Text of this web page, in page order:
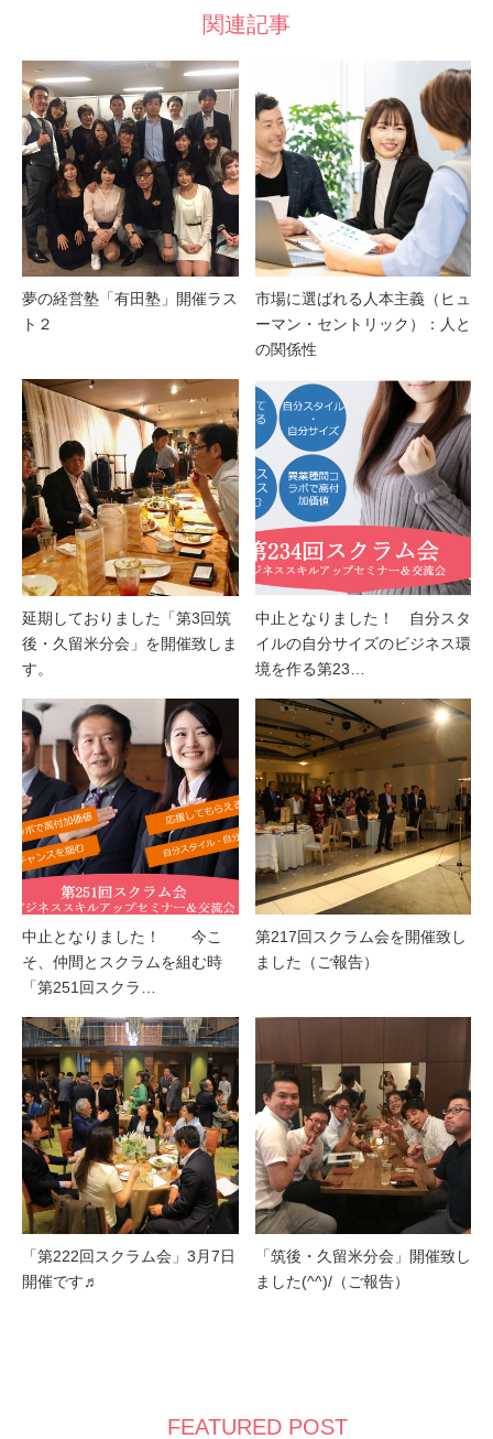
関連記事
夢の経営塾「有田塾」開催ラス
ト２
市場に選ばれる人本主義（ヒュ
ーマン・セントリック）：人と
の関係性
延期しておりました「第3回筑
後・久留米分会」を開催致しま
す。
中止となりました！ 自分スタ
イルの自分サイズのビジネス環
境を作る第23…
中止となりました！ 今こ
そ、仲間とスクラムを組む時
「第251回スクラ…
第217回スクラム会を開催致し
ました（ご報告）
「第222回スクラム会」3月7日
開催です♬
「筑後・久留米分会」開催致し
ました(^^)/（ご報告）
FEATURED POST